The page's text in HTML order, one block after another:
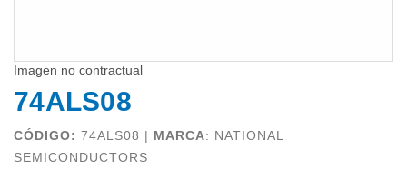
Imagen no contractual
74ALS08
CÓDIGO: 74ALS08 | MARCA: NATIONAL
SEMICONDUCTORS